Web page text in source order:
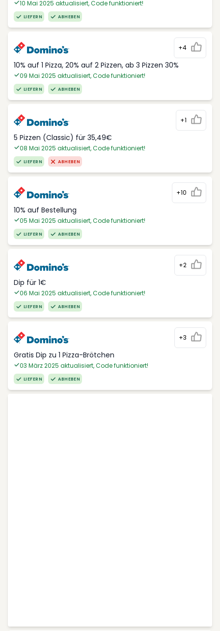
10 Mai 2025 aktualisiert, Code funktioniert!
LIEFERN ABHEBEN
+4
10% auf 1 Pizza, 20% auf 2 Pizzen, ab 3 Pizzen 30%
09 Mai 2025 aktualisiert, Code funktioniert!
LIEFERN ABHEBEN
+1
5 Pizzen (Classic) für 35,49€
08 Mai 2025 aktualisiert, Code funktioniert!
LIEFERN ABHEBEN
+10
10% auf Bestellung
05 Mai 2025 aktualisiert, Code funktioniert!
LIEFERN ABHEBEN
+2
Dip für 1€
06 Mai 2025 aktualisiert, Code funktioniert!
LIEFERN ABHEBEN
+3
Gratis Dip zu 1 Pizza-Brötchen
03 März 2025 aktualisiert, Code funktioniert!
LIEFERN ABHEBEN